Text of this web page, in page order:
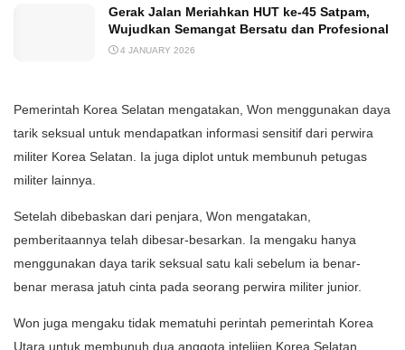
Gerak Jalan Meriahkan HUT ke-45 Satpam,
Wujudkan Semangat Bersatu dan Profesional
4 JANUARY 2026
Pemerintah Korea Selatan mengatakan, Won menggunakan daya
tarik seksual untuk mendapatkan informasi sensitif dari perwira
militer Korea Selatan. Ia juga diplot untuk membunuh petugas
militer lainnya.
Setelah dibebaskan dari penjara, Won mengatakan,
pemberitaannya telah dibesar-besarkan. Ia mengaku hanya
menggunakan daya tarik seksual satu kali sebelum ia benar-
benar merasa jatuh cinta pada seorang perwira militer junior.
Won juga mengaku tidak mematuhi perintah pemerintah Korea
Utara untuk membunuh dua anggota intelijen Korea Selatan